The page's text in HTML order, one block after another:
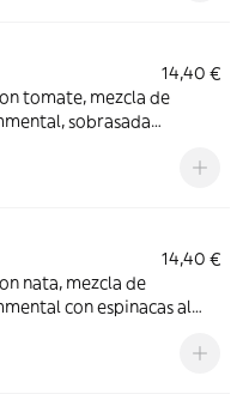
14,40 €
tomate, mezcla de
sobrasada
14,40 €
nata, mezcla de
con espinacas al